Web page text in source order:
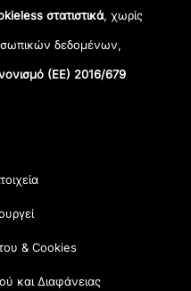
στατιστικά, χωρίς
δεδομένων,
(ΕΕ) 2016/679
& Cookies
και Διαφάνειας